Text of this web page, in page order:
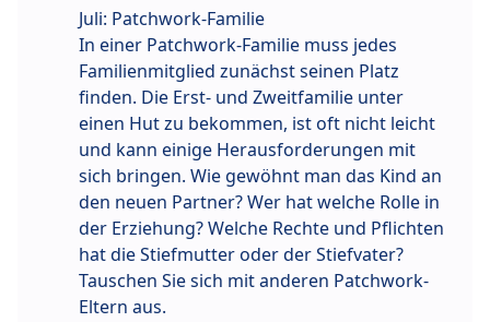
Juli: Patchwork-Familie
In einer Patchwork-Familie muss jedes
Familienmitglied zunächst seinen Platz
finden. Die Erst- und Zweitfamilie unter
einen Hut zu bekommen, ist oft nicht leicht
und kann einige Herausforderungen mit
sich bringen. Wie gewöhnt man das Kind an
den neuen Partner? Wer hat welche Rolle in
der Erziehung? Welche Rechte und Pflichten
hat die Stiefmutter oder der Stiefvater?
Tauschen Sie sich mit anderen Patchwork-
Eltern aus.